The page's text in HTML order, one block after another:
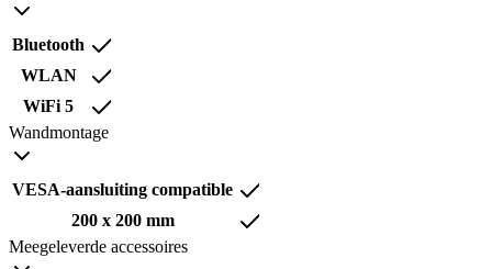
Bluetooth
WLAN
WiFi 5
Wandmontage
VESA-aansluiting compatible
200 x 200 mm
Meegeleverde accessoires